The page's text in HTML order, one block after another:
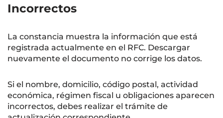
Incorrectos
La constancia muestra la información que está
registrada actualmente en el RFC. Descargar
nuevamente el documento no corrige los datos.
Si el nombre, domicilio, código postal, actividad
económica, régimen fiscal u obligaciones aparecen
incorrectos, debes realizar el trámite de